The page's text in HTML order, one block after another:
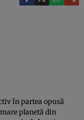
în partea opusă
planetă din